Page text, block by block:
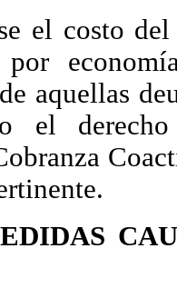
el costo
aquellas
el